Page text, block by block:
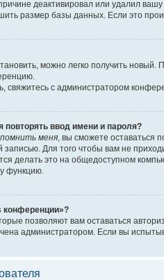
деактивировал или удалил
размер базы данных. Если это
можно легко получить
свяжитесь с администратором
повторять ввод имени и пароля?
меня, вы сможете оставаться
записью. Для того чтобы вам не
делать это на общедоступном
функцию.
конференции»?
позволяют вам оставаться
администратором. Если вы